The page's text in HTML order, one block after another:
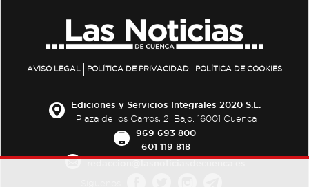
AVISO LEGAL POLÍTICA DE PRIVACIDAD POLÍTICA DE COOKIES
Ediciones y Servicios Integrales 2020 S.L.
Plaza de los Carros, 2. Bajo. 16001 Cuenca
969 693 800
601 119 818